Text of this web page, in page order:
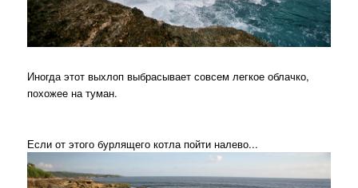
Иногда этот выхлоп выбрасывает совсем легкое облачко,
похожее на туман.
Если от этого бурлящего котла пойти налево...